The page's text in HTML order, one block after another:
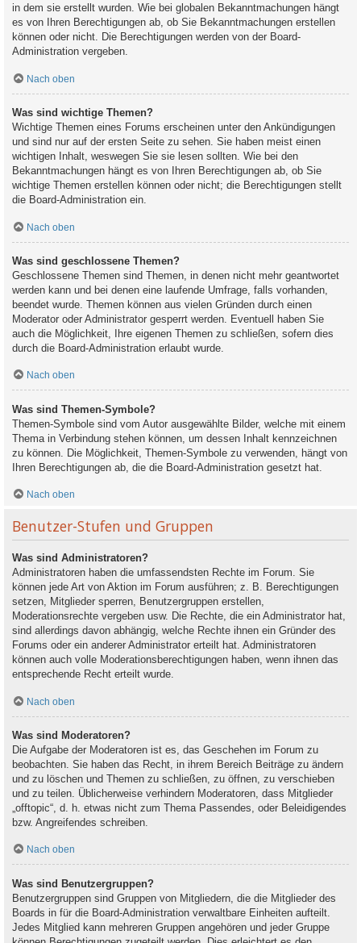
in dem sie erstellt wurden. Wie bei globalen Bekanntmachungen hängt
es von Ihren Berechtigungen ab, ob Sie Bekanntmachungen erstellen
können oder nicht. Die Berechtigungen werden von der Board-
Administration vergeben.
Nach oben
Was sind wichtige Themen?
Wichtige Themen eines Forums erscheinen unter den Ankündigungen
und sind nur auf der ersten Seite zu sehen. Sie haben meist einen
wichtigen Inhalt, weswegen Sie sie lesen sollten. Wie bei den
Bekanntmachungen hängt es von Ihren Berechtigungen ab, ob Sie
wichtige Themen erstellen können oder nicht; die Berechtigungen stellt
die Board-Administration ein.
Nach oben
Was sind geschlossene Themen?
Geschlossene Themen sind Themen, in denen nicht mehr geantwortet
werden kann und bei denen eine laufende Umfrage, falls vorhanden,
beendet wurde. Themen können aus vielen Gründen durch einen
Moderator oder Administrator gesperrt werden. Eventuell haben Sie
auch die Möglichkeit, Ihre eigenen Themen zu schließen, sofern dies
durch die Board-Administration erlaubt wurde.
Nach oben
Was sind Themen-Symbole?
Themen-Symbole sind vom Autor ausgewählte Bilder, welche mit einem
Thema in Verbindung stehen können, um dessen Inhalt kennzeichnen
zu können. Die Möglichkeit, Themen-Symbole zu verwenden, hängt von
Ihren Berechtigungen ab, die die Board-Administration gesetzt hat.
Nach oben
Benutzer-Stufen und Gruppen
Was sind Administratoren?
Administratoren haben die umfassendsten Rechte im Forum. Sie
können jede Art von Aktion im Forum ausführen; z. B. Berechtigungen
setzen, Mitglieder sperren, Benutzergruppen erstellen,
Moderationsrechte vergeben usw. Die Rechte, die ein Administrator hat,
sind allerdings davon abhängig, welche Rechte ihnen ein Gründer des
Forums oder ein anderer Administrator erteilt hat. Administratoren
können auch volle Moderationsberechtigungen haben, wenn ihnen das
entsprechende Recht erteilt wurde.
Nach oben
Was sind Moderatoren?
Die Aufgabe der Moderatoren ist es, das Geschehen im Forum zu
beobachten. Sie haben das Recht, in ihrem Bereich Beiträge zu ändern
und zu löschen und Themen zu schließen, zu öffnen, zu verschieben
und zu teilen. Üblicherweise verhindern Moderatoren, dass Mitglieder
„offtopic“, d. h. etwas nicht zum Thema Passendes, oder Beleidigendes
bzw. Angreifendes schreiben.
Nach oben
Was sind Benutzergruppen?
Benutzergruppen sind Gruppen von Mitgliedern, die die Mitglieder des
Boards in für die Board-Administration verwaltbare Einheiten aufteilt.
Jedes Mitglied kann mehreren Gruppen angehören und jeder Gruppe